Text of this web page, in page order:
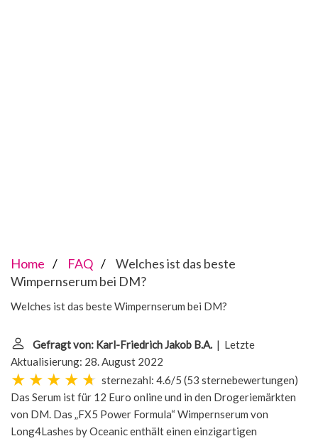
Home FAQ
Welches ist das beste
Wimpernserum bei DM?
Welches ist das beste Wimpernserum bei DM?
Gefragt von: Karl-Friedrich Jakob B.A. | Letzte
Aktualisierung: 28. August 2022
sternezahl: 4.6/5 (53 sternebewertungen)
Das Serum ist für 12 Euro online und in den Drogeriemärkten
von DM. Das „FX5 Power Formula“ Wimpernserum von
Long4Lashes by Oceanic enthält einen einzigartigen